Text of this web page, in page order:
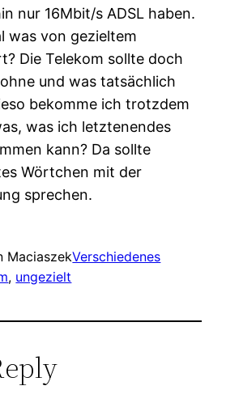
nur 16Mbit/s ADSL haben.
was von gezieltem
Die Telekom sollte doch
und was tatsächlich
bekomme ich trotzdem
was ich letztenendes
kann? Da sollte
Wörtchen mit der
sprechen.
MaciaszekVerschiedenes
, ungezielt